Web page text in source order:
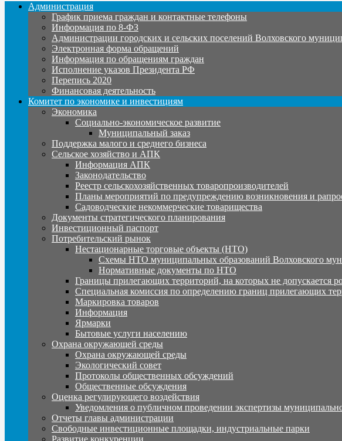
Администрация
График приема граждан и контактные телефоны
Информация по 8-ФЗ
Администрации городских и сельских поселений Волховского
Электронная форма обращений
Информация по обращениям граждан
Исполнение указов Президента РФ
Перепись 2020
Финансовая деятельность
Комитет по экономике и инвестициям
Экономика
Социально-экономическое развитие
Муниципальный заказ
Поддержка малого и среднего бизнеса
Сельское хозяйство и АПК
Информация АПК
Законодательство
Реестр сельскохозяйственных товаропроизводителей
Планы мероприятий по предупреждению возникновения и
Садоводческие некоммерческие товарищества
Документы стратегического планирования
Инвестиционный паспорт
Потребительский рынок
Нестационарные торговые объекты (НТО)
Схемы НТО муниципальных образований Волховского
Нормативные документы по НТО
Границы прилегающих территорий, на которых не допускается
Специальная комиссия по определению границ прилегающих
Маркировка товаров
Информация
Ярмарки
Бытовые услуги населению
Охрана окружающей среды
Охрана окружающей среды
Экологический совет
Протоколы общественных обсуждений
Общественные обсуждения
Оценка регулирующего воздействия
Уведомления о публичном проведении экспертизы
Отчеты главы администрации
Свободные инвестиционные площадки, индустриальные парки
Развитие конкуренции